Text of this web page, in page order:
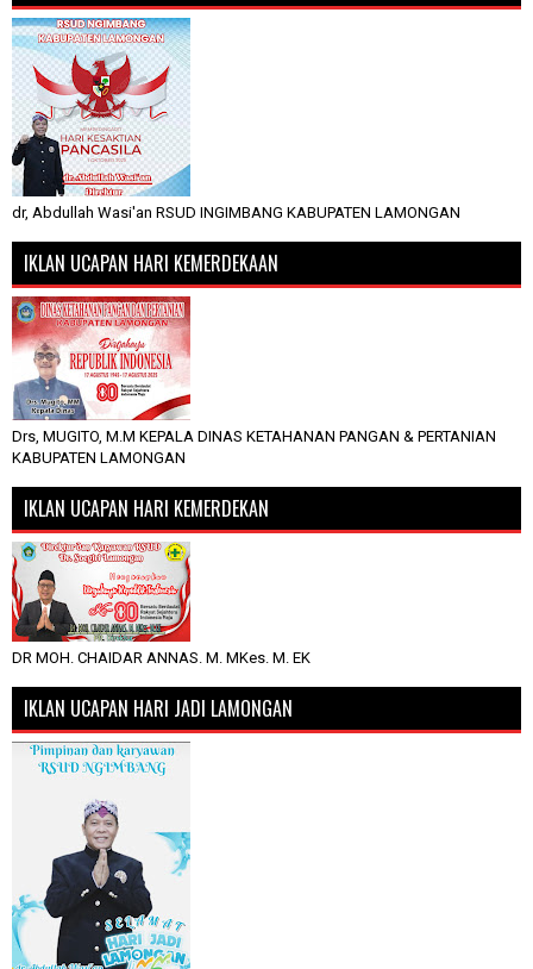
dr, Abdullah Wasi'an RSUD INGIMBANG KABUPATEN LAMONGAN
IKLAN UCAPAN HARI KEMERDEKAAN
Drs, MUGITO, M.M KEPALA DINAS KETAHANAN PANGAN & PERTANIAN
KABUPATEN LAMONGAN
IKLAN UCAPAN HARI KEMERDEKAN
DR MOH. CHAIDAR ANNAS. M. MKes. M. EK
IKLAN UCAPAN HARI JADI LAMONGAN